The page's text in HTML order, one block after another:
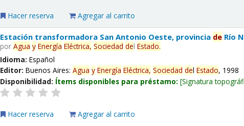
Hacer reserva Agregar al carrito
Estación transformadora San Antonio Oeste, provincia de Río
porAgua y Energía Eléctrica, Sociedad delEstado.
Idioma:Español
Editor:Buenos Aires:Agua y Energía Eléctrica, Sociedad delEstado, 1998
Disponibilidad: Ítems disponibles para préstamo: Signatura
Hacer reserva Agregar al carrito